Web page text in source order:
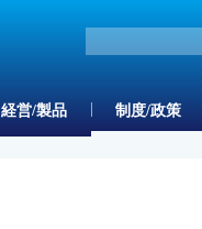
経営/製品 制度/政策